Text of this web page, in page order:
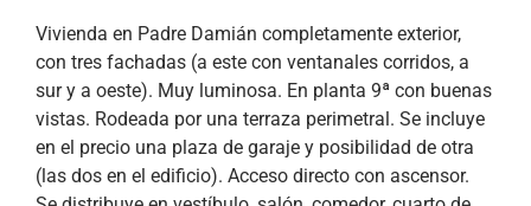
Vivienda en Padre Damián completamente exterior,
con tres fachadas (a este con ventanales corridos, a
sur y a oeste). Muy luminosa. En planta 9ª con buenas
vistas. Rodeada por una terraza perimetral. Se incluye
en el precio una plaza de garaje y posibilidad de otra
(las dos en el edificio). Acceso directo con ascensor.